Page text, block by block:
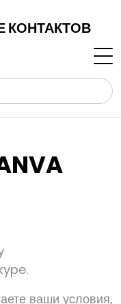
КОНТАКТОВ
ваши условия,